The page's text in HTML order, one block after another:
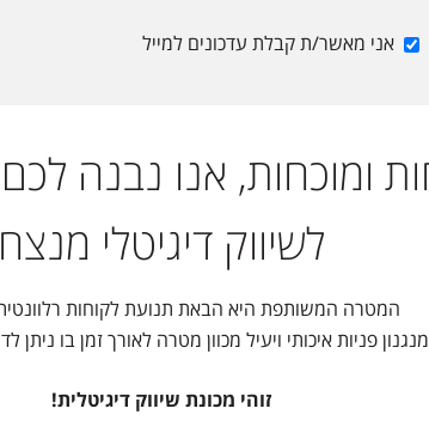
אני מאשר/ת קבלת עדכונים למייל
ומוכחות, אנו נבנה
לשיווק דיגיטלי מנצח
המטרה המשותפת היא הבאת תנועת לקוחות רלוונטית
פניות איכותי ויעיל מכוון מטרה לאורך זמן בו ניתן
זוהי מכונת שיווק דיגיטלית!